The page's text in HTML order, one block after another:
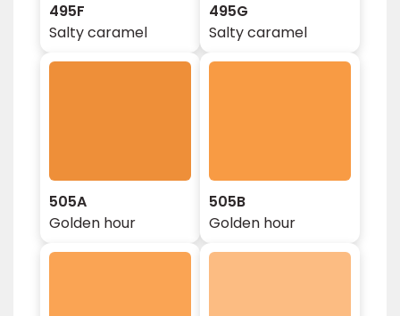
495F
Salty caramel
495G
Salty caramel
505A
Golden hour
505B
Golden hour